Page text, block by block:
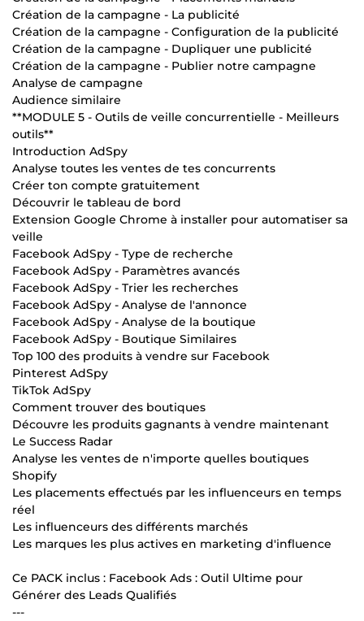
Création de la campagne - La publicité
Création de la campagne - Configuration de la publicité
Création de la campagne - Dupliquer une publicité
Création de la campagne - Publier notre campagne
Analyse de campagne
Audience similaire
**MODULE 5 - Outils de veille concurrentielle - Meilleurs
outils**
Introduction AdSpy
Analyse toutes les ventes de tes concurrents
Créer ton compte gratuitement
Découvrir le tableau de bord
Extension Google Chrome à installer pour automatiser sa
veille
Facebook AdSpy - Type de recherche
Facebook AdSpy - Paramètres avancés
Facebook AdSpy - Trier les recherches
Facebook AdSpy - Analyse de l'annonce
Facebook AdSpy - Analyse de la boutique
Facebook AdSpy - Boutique Similaires
Top 100 des produits à vendre sur Facebook
Pinterest AdSpy
TikTok AdSpy
Comment trouver des boutiques
Découvre les produits gagnants à vendre maintenant
Le Success Radar
Analyse les ventes de n'importe quelles boutiques
Shopify
Les placements effectués par les influenceurs en temps
réel
Les influenceurs des différents marchés
Les marques les plus actives en marketing d'influence
Ce PACK inclus : Facebook Ads : Outil Ultime pour
Générer des Leads Qualifiés
---